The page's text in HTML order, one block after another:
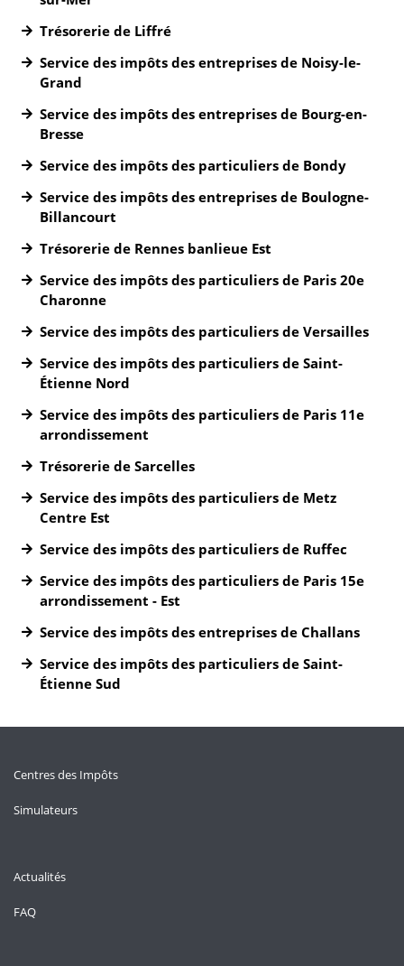
Trésorerie de Liffré
Service des impôts des entreprises de Noisy-le-
Grand
Service des impôts des entreprises de Bourg-en-
Bresse
Service des impôts des particuliers de Bondy
Service des impôts des entreprises de Boulogne-
Billancourt
Trésorerie de Rennes banlieue Est
Service des impôts des particuliers de Paris 20e
Charonne
Service des impôts des particuliers de Versailles
Service des impôts des particuliers de Saint-
Étienne Nord
Service des impôts des particuliers de Paris 11e
arrondissement
Trésorerie de Sarcelles
Service des impôts des particuliers de Metz
Centre Est
Service des impôts des particuliers de Ruffec
Service des impôts des particuliers de Paris 15e
arrondissement - Est
Service des impôts des entreprises de Challans
Service des impôts des particuliers de Saint-
Étienne Sud
Centres des Impôts
Simulateurs
Actualités
FAQ